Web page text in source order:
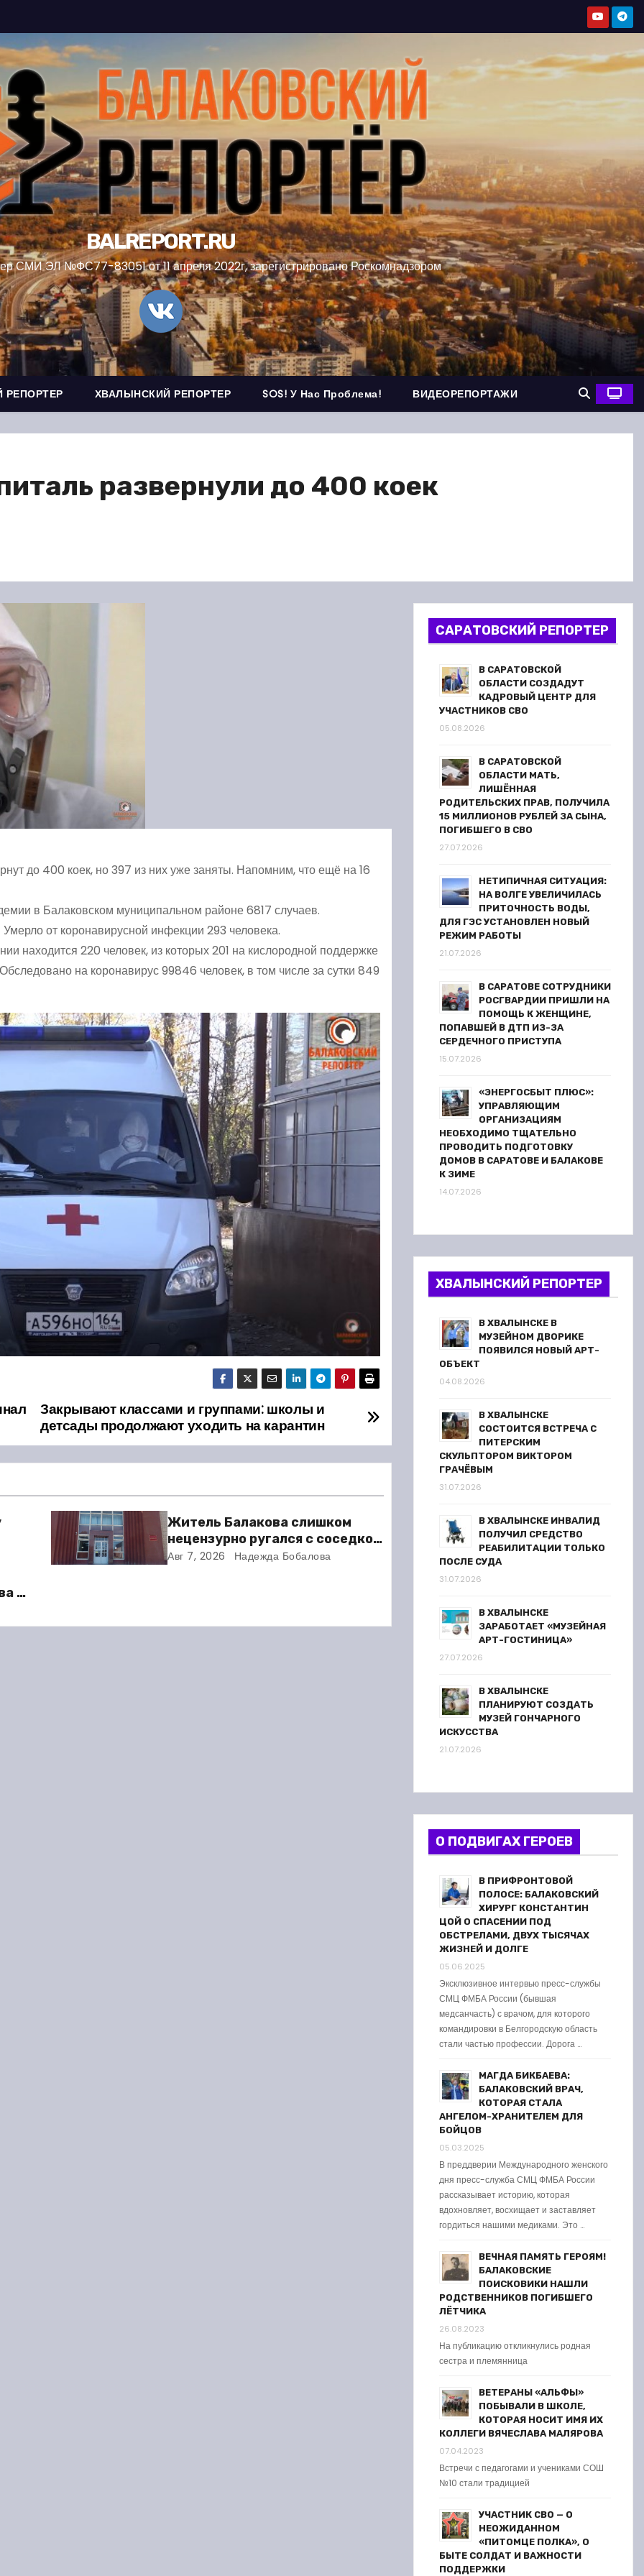
BALREPORT.RU
СМИ ЭЛ №ФС77-83051 от 11 апреля 2022г, зарегистрировано Роскомнадзором
РЕПОРТЕР ХВАЛЫНСКИЙ РЕПОРТЕР SOS! У Нас Проблема! ВИДЕОРЕПОРТАЖИ
развернули до 400 коек
до 400 коек, но 397 из них уже заняты. Напомним, что ещё на 16
в Балаковском муниципальном районе 6817 случаев.
от коронавирусной инфекции 293 человека.
находится 220 человек, из которых 201 на кислородной поддержке
на коронавирус 99846 человек, в том числе за сутки 849
Закрывают классами и группами: школы и
детсады продолжают уходить на карантин
Житель Балакова слишком
нецензурно ругался с соседкой
и получил двое суток ареста
Авг 7, 2026 Надежда Бобалова
в
САРАТОВСКИЙ РЕПОРТЕР
В САРАТОВСКОЙ
ОБЛАСТИ СОЗДАДУТ
КАДРОВЫЙ ЦЕНТР ДЛЯ
УЧАСТНИКОВ СВО
05.08.2026
В САРАТОВСКОЙ
ОБЛАСТИ МАТЬ,
ЛИШЁННАЯ
РОДИТЕЛЬСКИХ ПРАВ, ПОЛУЧИЛА
15 МИЛЛИОНОВ РУБЛЕЙ ЗА СЫНА,
ПОГИБШЕГО В СВО
27.07.2026
НЕТИПИЧНАЯ СИТУАЦИЯ:
НА ВОЛГЕ УВЕЛИЧИЛАСЬ
ПРИТОЧНОСТЬ ВОДЫ,
ДЛЯ ГЭС УСТАНОВЛЕН НОВЫЙ
РЕЖИМ РАБОТЫ
21.07.2026
В САРАТОВЕ СОТРУДНИКИ
РОСГВАРДИИ ПРИШЛИ НА
ПОМОЩЬ К ЖЕНЩИНЕ,
ПОПАВШЕЙ В ДТП ИЗ-ЗА
СЕРДЕЧНОГО ПРИСТУПА
15.07.2026
«ЭНЕРГОСБЫТ ПЛЮС»:
УПРАВЛЯЮЩИМ
ОРГАНИЗАЦИЯМ
НЕОБХОДИМО ТЩАТЕЛЬНО
ПРОВОДИТЬ ПОДГОТОВКУ
ДОМОВ В САРАТОВЕ И БАЛАКОВЕ
К ЗИМЕ
14.07.2026
ХВАЛЫНСКИЙ РЕПОРТЕР
В ХВАЛЫНСКЕ В
МУЗЕЙНОМ ДВОРИКЕ
ПОЯВИЛСЯ НОВЫЙ АРТ-
ОБЪЕКТ
04.08.2026
В ХВАЛЫНСКЕ
СОСТОИТСЯ ВСТРЕЧА С
ПИТЕРСКИМ
СКУЛЬПТОРОМ ВИКТОРОМ
ГРАЧЁВЫМ
31.07.2026
В ХВАЛЫНСКЕ ИНВАЛИД
ПОЛУЧИЛ СРЕДСТВО
РЕАБИЛИТАЦИИ ТОЛЬКО
ПОСЛЕ СУДА
31.07.2026
В ХВАЛЫНСКЕ
ЗАРАБОТАЕТ «МУЗЕЙНАЯ
АРТ-ГОСТИНИЦА»
27.07.2026
В ХВАЛЫНСКЕ
ПЛАНИРУЮТ СОЗДАТЬ
МУЗЕЙ ГОНЧАРНОГО
ИСКУССТВА
21.07.2026
О ПОДВИГАХ ГЕРОЕВ
В ПРИФРОНТОВОЙ
ПОЛОСЕ: БАЛАКОВСКИЙ
ХИРУРГ КОНСТАНТИН
ЦОЙ О СПАСЕНИИ ПОД
ОБСТРЕЛАМИ, ДВУХ ТЫСЯЧАХ
ЖИЗНЕЙ И ДОЛГЕ
05.06.2025
Эксклюзивное интервью пресс-службы
СМЦ ФМБА России (бывшая
медсанчасть) с врачом, для которого
командировки в Белгородскую область
стали частью профессии. Дорога …
МАГДА БИКБАЕВА:
БАЛАКОВСКИЙ ВРАЧ,
КОТОРАЯ СТАЛА
АНГЕЛОМ-ХРАНИТЕЛЕМ ДЛЯ
БОЙЦОВ
05.03.2025
В преддверии Международного женского
дня пресс-служба СМЦ ФМБА России
рассказывает историю, которая
вдохновляет, восхищает и заставляет
гордиться нашими медиками. Это …
ВЕЧНАЯ ПАМЯТЬ ГЕРОЯМ!
БАЛАКОВСКИЕ
ПОИСКОВИКИ НАШЛИ
РОДСТВЕННИКОВ ПОГИБШЕГО
ЛЁТЧИКА
26.08.2023
На публикацию откликнулись родная
сестра и племянница
ВЕТЕРАНЫ «АЛЬФЫ»
ПОБЫВАЛИ В ШКОЛЕ,
КОТОРАЯ НОСИТ ИМЯ ИХ
КОЛЛЕГИ ВЯЧЕСЛАВА МАЛЯРОВА
07.04.2023
Встречи с педагогами и учениками СОШ
№10 стали традицией
УЧАСТНИК СВО — О
НЕОЖИДАННОМ
«ПИТОМЦЕ ПОЛКА», О
БЫТЕ СОЛДАТ И ВАЖНОСТИ
ПОДДЕРЖКИ